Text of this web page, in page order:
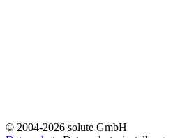
© 2004-2026 solute GmbH